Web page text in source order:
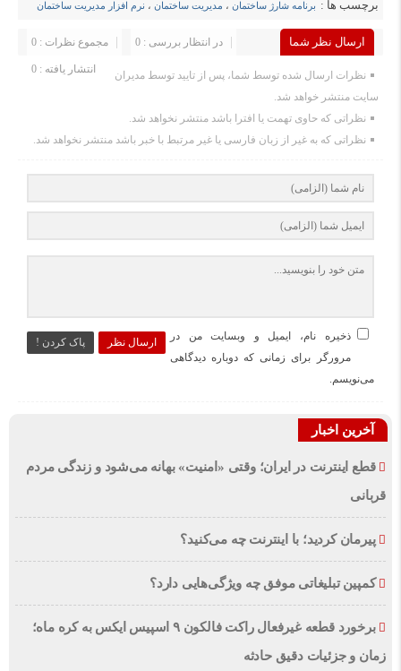
برچسب ها : برنامه شارژ ساختمان ، مدیریت ساختمان ، نرم افزار مدیریت ساختمان
ارسال نظر شما مجموع نظرات : 0 در انتظار بررسی : 0
انتشار یافته : 0
نظرات ارسال شده توسط شما، پس از تایید توسط مدیران
سایت منتشر خواهد شد.
نظراتی که حاوی تهمت یا افترا باشد منتشر نخواهد شد.
نظراتی که به غیر از زبان فارسی یا غیر مرتبط با خبر باشد منتشر نخواهد شد.
ارسال نظر پاک کردن !
ذخیره نام، ایمیل و وبسایت من در
مرورگر برای زمانی که دوباره دیدگاهی
می‌نویسم.
آخرین اخبار
قطع اینترنت در ایران؛ وقتی «امنیت» بهانه می‌شود و زندگی مردم
قربانی
پیرمان کردید؛ با اینترنت چه می‌کنید؟
کمپین تبلیغاتی موفق چه ویژگی‌هایی دارد؟
برخورد قطعه غیرفعال راکت فالکون ۹ اسپیس ایکس به کره ماه؛
زمان و جزئیات دقیق حادثه